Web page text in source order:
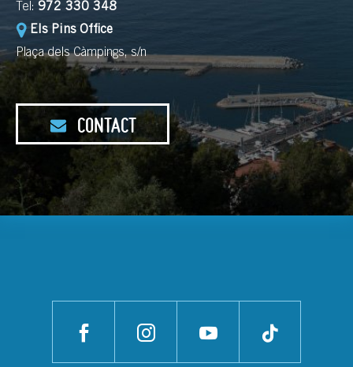
Tel: 972 330 348
Els Pins Office
Plaça dels Càmpings, s/n
CONTACT